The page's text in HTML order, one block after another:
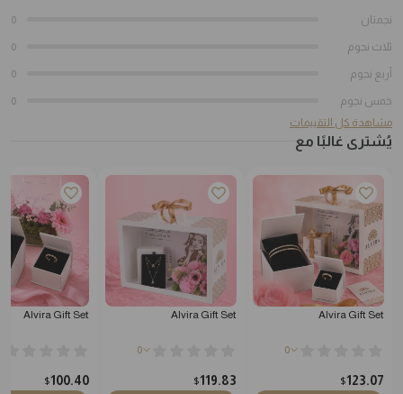
نجمتان 0
ثلاث نجوم 0
أربع نجوم 0
خمس نجوم
0
مشاهدة كل التقييمات
يُشترى غالبًا مع
Alvira Gift Set
0
123.07
$
Alvira Gift Set
0
119.83
$
Alvira Gift Set
100.40
$